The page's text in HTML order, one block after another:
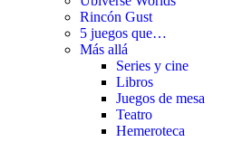
Rincón Gust
5 juegos que…
Más allá
Series y cine
Libros
Juegos de mesa
Teatro
Hemeroteca